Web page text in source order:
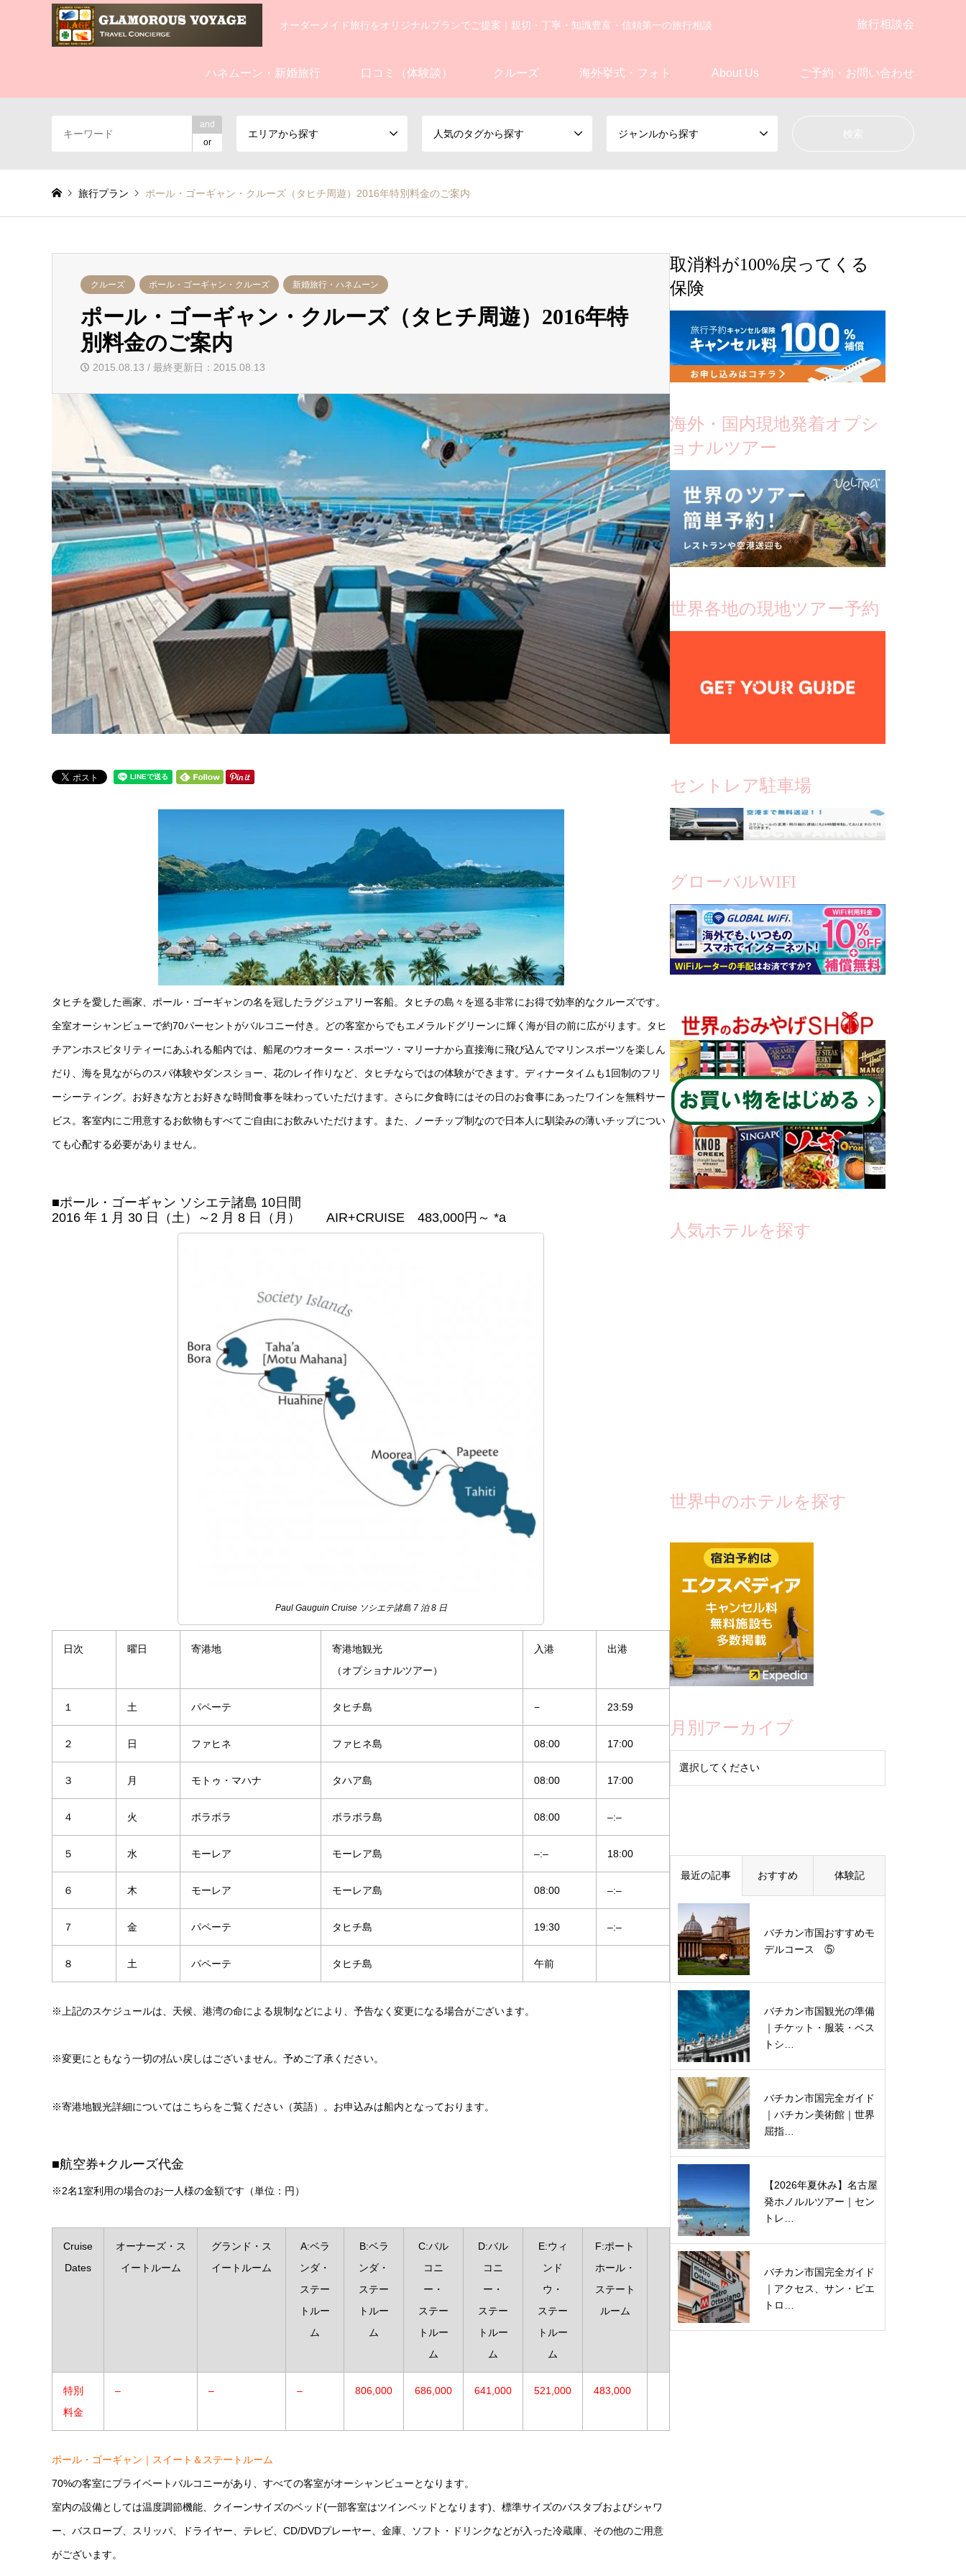
オーダーメイド旅行をオリジナルプランでご提案｜親切・丁寧・知識豊富・信頼第一の旅行相談 旅行相談会
ハネムーン・新婚旅行 口コミ（体験談） クルーズ 海外挙式・フォト About Us ご予約・お問い合わせ
and
or
エリアから探す 人気のタグから探す ジャンルから探す
旅行プラン ポール・ゴーギャン・クルーズ（タヒチ周遊）2016年特別料金のご案内
クルーズ ポール・ゴーギャン・クルーズ 新婚旅行・ハネムーン
ポール・ゴーギャン・クルーズ（タヒチ周遊）2016年特
別料金のご案内
2015.08.13 / 最終更新日：2015.08.13
タヒチを愛した画家、ポール・ゴーギャンの名を冠したラグジュアリー客船。タヒチの島々を巡る非常にお得で効率的なクルーズです。
全室オーシャンビューで約70パーセントがバルコニー付き。どの客室からでもエメラルドグリーンに輝く海が目の前に広がります。タヒ
チアンホスピタリティーにあふれる船内では、船尾のウオーター・スポーツ・マリーナから直接海に飛び込んでマリンスポーツを楽しん
だり、海を見ながらのスパ体験やダンスショー、花のレイ作りなど、タヒチならではの体験ができます。ディナータイムも1回制のフリ
ーシーティング。お好きな方とお好きな時間食事を味わっていただけます。さらに夕食時にはその日のお食事にあったワインを無料サー
ビス。客室内にご用意するお飲物もすべてご自由にお飲みいただけます。また、ノーチップ制なので日本人に馴染みの薄いチップについ
ても心配する必要がありません。
■ポール・ゴーギャン ソシエテ諸島 10日間
2016 年 1 月 30 日（土）～2 月 8 日（月） AIR+CRUISE 483,000円～ *a
Paul Gauguin Cruise ソシエテ諸島 7 泊 8 日
日次 曜日 寄港地
寄港地観光
（オプショナルツアー）
入港 出港
１ 土 パペーテ タヒチ島 − 23:59
２ 日 ファヒネ ファヒネ島 08:00 17:00
３ 月 モトゥ・マハナ タハア島 08:00 17:00
４ 火 ボラボラ ボラボラ島 08:00 –:–
５ 水 モーレア モーレア島 –:– 18:00
６ 木 モーレア モーレア島 08:00 –:–
７ 金 パペーテ タヒチ島 19:30 –:–
８ 土 パペーテ タヒチ島 午前
※上記のスケジュールは、天候、港湾の命による規制などにより、予告なく変更になる場合がございます。
※変更にともなう一切の払い戻しはございません。予めご了承ください。
※寄港地観光詳細についてはこちらをご覧ください（英語）。お申込みは船内となっております。
■航空券+クルーズ代金
※2名1室利用の場合のお一人様の金額です（単位：円）
Cruise
Dates
オーナーズ・ス
イートルーム
グランド・ス
イートルーム
A:ベラ
ンダ・
ステー
トルー
ム
B:ベラ
ンダ・
ステー
トルー
ム
C:バル
コニ
ー・
ステー
トルー
ム
D:バル
コニ
ー・
ステー
トルー
ム
E:ウィ
ンド
ウ・
ステー
トルー
ム
F:ポート
ホール・
ステート
ルーム
特別
料金
– – – 806,000 686,000 641,000 521,000 483,000
ポール・ゴーギャン｜スイート＆ステートルーム
70%の客室にプライベートバルコニーがあり、すべての客室がオーシャンビューとなります。
室内の設備としては温度調節機能、クイーンサイズのベッド(一部客室はツインベッドとなります)、標準サイズのバスタブおよびシャワ
ー、バスローブ、スリッパ、ドライヤー、テレビ、CD/DVDプレーヤー、金庫、ソフト・ドリンクなどが入った冷蔵庫、その他のご用意
がございます。
取消料が100%戻ってくる
保険
海外・国内現地発着オプシ
ョナルツアー
世界各地の現地ツアー予約
セントレア駐車場
グローバルWIFI
人気ホテルを探す
世界中のホテルを探す
月別アーカイブ
最近の記事 おすすめ 体験記
バチカン市国おすすめモ
デルコース ⑤
バチカン市国観光の準備
｜チケット・服装・ベス
トシ…
バチカン市国完全ガイド
｜バチカン美術館｜世界
屈指…
【2026年夏休み】名古屋
発ホノルルツアー｜セン
トレ…
バチカン市国完全ガイド
｜アクセス、サン・ピエ
トロ…